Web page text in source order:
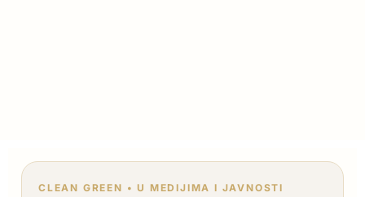
CLEAN GREEN • U MEDIJIMA I JAVNOSTI